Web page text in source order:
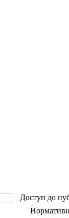
Доступ до